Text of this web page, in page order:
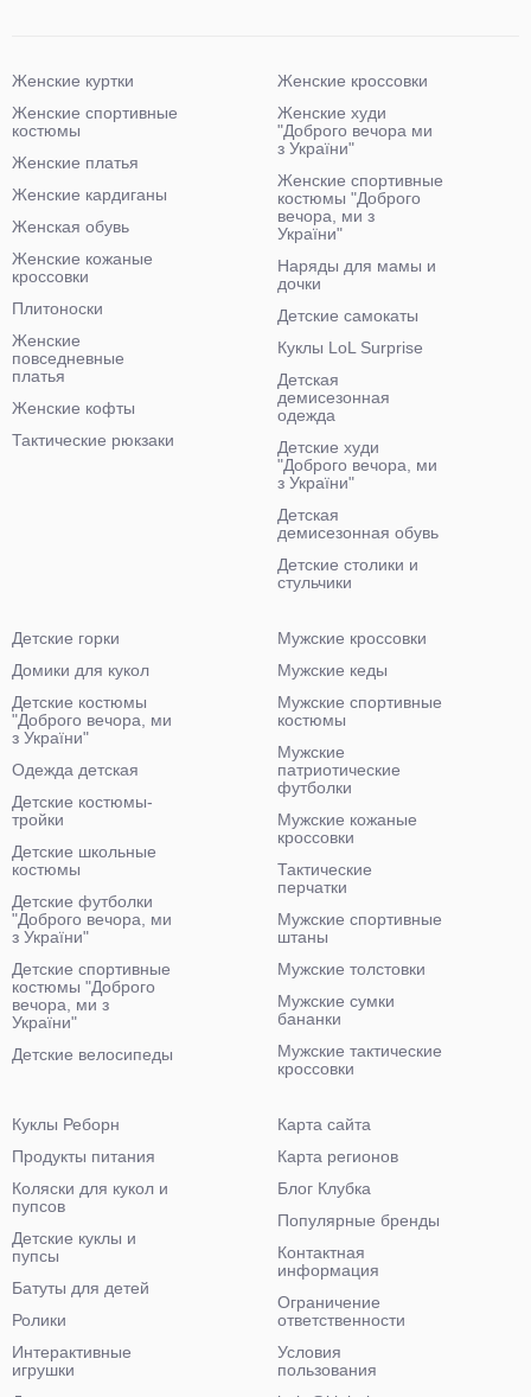
Женские куртки
Женские спортивные
костюмы
Женские платья
Женские кардиганы
Женская обувь
Женские кожаные
кроссовки
Плитоноски
Женские
повседневные
платья
Женские кофты
Тактические рюкзаки
Женские кроссовки
Женские худи
"Доброго вечора ми
з України"
Женские спортивные
костюмы "Доброго
вечора, ми з
України"
Наряды для мамы и
дочки
Детские самокаты
Куклы LoL Surprise
Детская
демисезонная
одежда
Детские худи
"Доброго вечора, ми
з України"
Детская
демисезонная обувь
Детские столики и
стульчики
Детские горки
Домики для кукол
Детские костюмы
"Доброго вечора, ми
з України"
Одежда детская
Детские костюмы-
тройки
Детские школьные
костюмы
Детские футболки
"Доброго вечора, ми
з України"
Детские спортивные
костюмы "Доброго
вечора, ми з
України"
Детские велосипеды
Мужские кроссовки
Мужские кеды
Мужские спортивные
костюмы
Мужские
патриотические
футболки
Мужские кожаные
кроссовки
Тактические
перчатки
Мужские спортивные
штаны
Мужские толстовки
Мужские сумки
бананки
Мужские тактические
кроссовки
Куклы Реборн
Продукты питания
Коляски для кукол и
пупсов
Детские куклы и
пупсы
Батуты для детей
Ролики
Интерактивные
игрушки
Карта сайта
Карта регионов
Блог Клубка
Популярные бренды
Контактная
информация
Ограничение
ответственности
Условия
пользования